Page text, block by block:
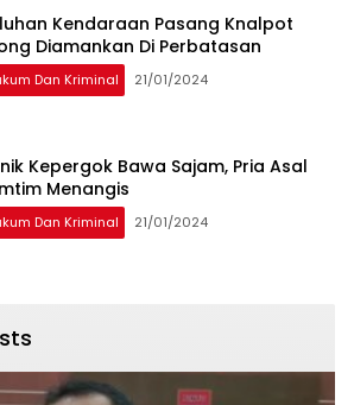
Kendaraan Pasang Knalpot
Diamankan Di Perbatasan
Dan Kriminal 21/01/2024
Kepergok Bawa Sajam, Pria Asal
Menangis
Dan Kriminal 21/01/2024